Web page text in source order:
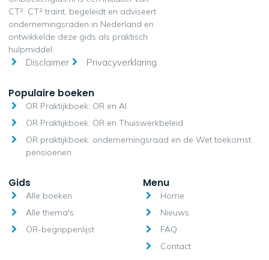
CT². CT² traint, begeleidt en adviseert
ondernemingsraden in Nederland en
ontwikkelde deze gids als praktisch
hulpmiddel.
Disclaimer Privacyverklaring
Populaire boeken
OR Praktijkboek: OR en AI
OR Praktijkboek: OR en Thuiswerkbeleid
OR praktijkboek: ondernemingsraad en de Wet toekomst
pensioenen
Gids
Alle boeken
Alle thema's
OR-begrippenlijst
Menu
Home
Nieuws
FAQ
Contact